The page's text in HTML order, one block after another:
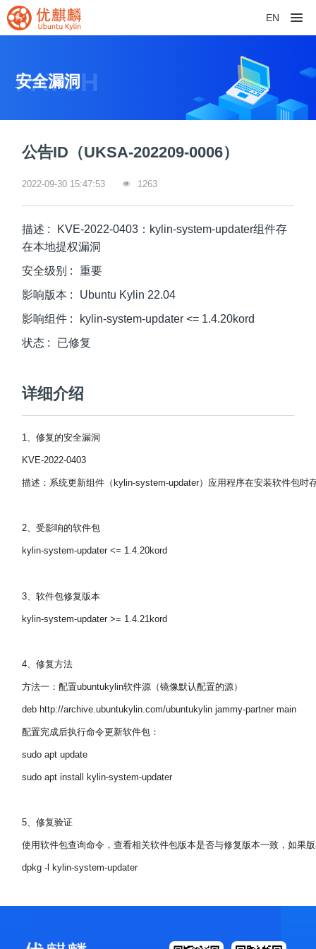
EN
PATCH
安全漏洞
公告ID（UKSA-202209-0006）
2022-09-30 15:47:53 1263
描述 :
KVE-2022-0403：kylin-system-updater组件存
在本地提权漏洞
安全级别 :
重要
影响版本 :
Ubuntu Kylin 22.04
影响组件:
kylin-system-updater <= 1.4.20kord
状态: 已修复
详细介绍
1、修复的安全漏洞
KVE-2022-0403
描述：系统更新组件（kylin-system-updater）应用程序在安装软件包
2、受影响的软件包
kylin-system-updater <= 1.4.20kord
3、软件包修复版本
kylin-system-updater >= 1.4.21kord
4、修复方法
方法一：配置ubuntukylin软件源（镜像默认配置的源）
deb http://archive.ubuntukylin.com/ubuntukylin jammy-partner main
配置完成后执行命令更新软件包：
sudo apt update
sudo apt install kylin-system-updater
5、修复验证
使用软件包查询命令，查看相关软件包版本是否与修复版本一致，如果
dpkg -l kylin-system-updater